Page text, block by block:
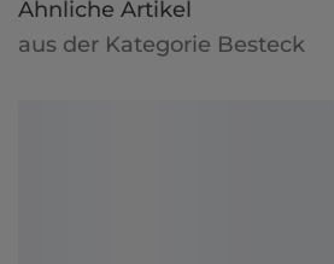
Ähnliche Artikel
aus der Kategorie Besteck